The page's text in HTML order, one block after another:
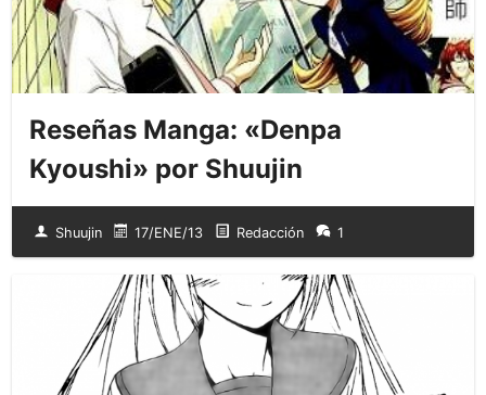
Reseñas Manga: «Denpa
Kyoushi» por Shuujin
Shuujin 17/ENE/13 Redacción 1